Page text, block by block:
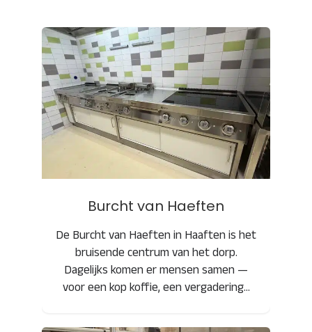
Burcht van Haeften
Burcht van Haeften
De Burcht van Haeften in Haaften is het
bruisende centrum van het dorp.
Dagelijks komen er mensen samen —
voor een kop koffie, een vergadering…